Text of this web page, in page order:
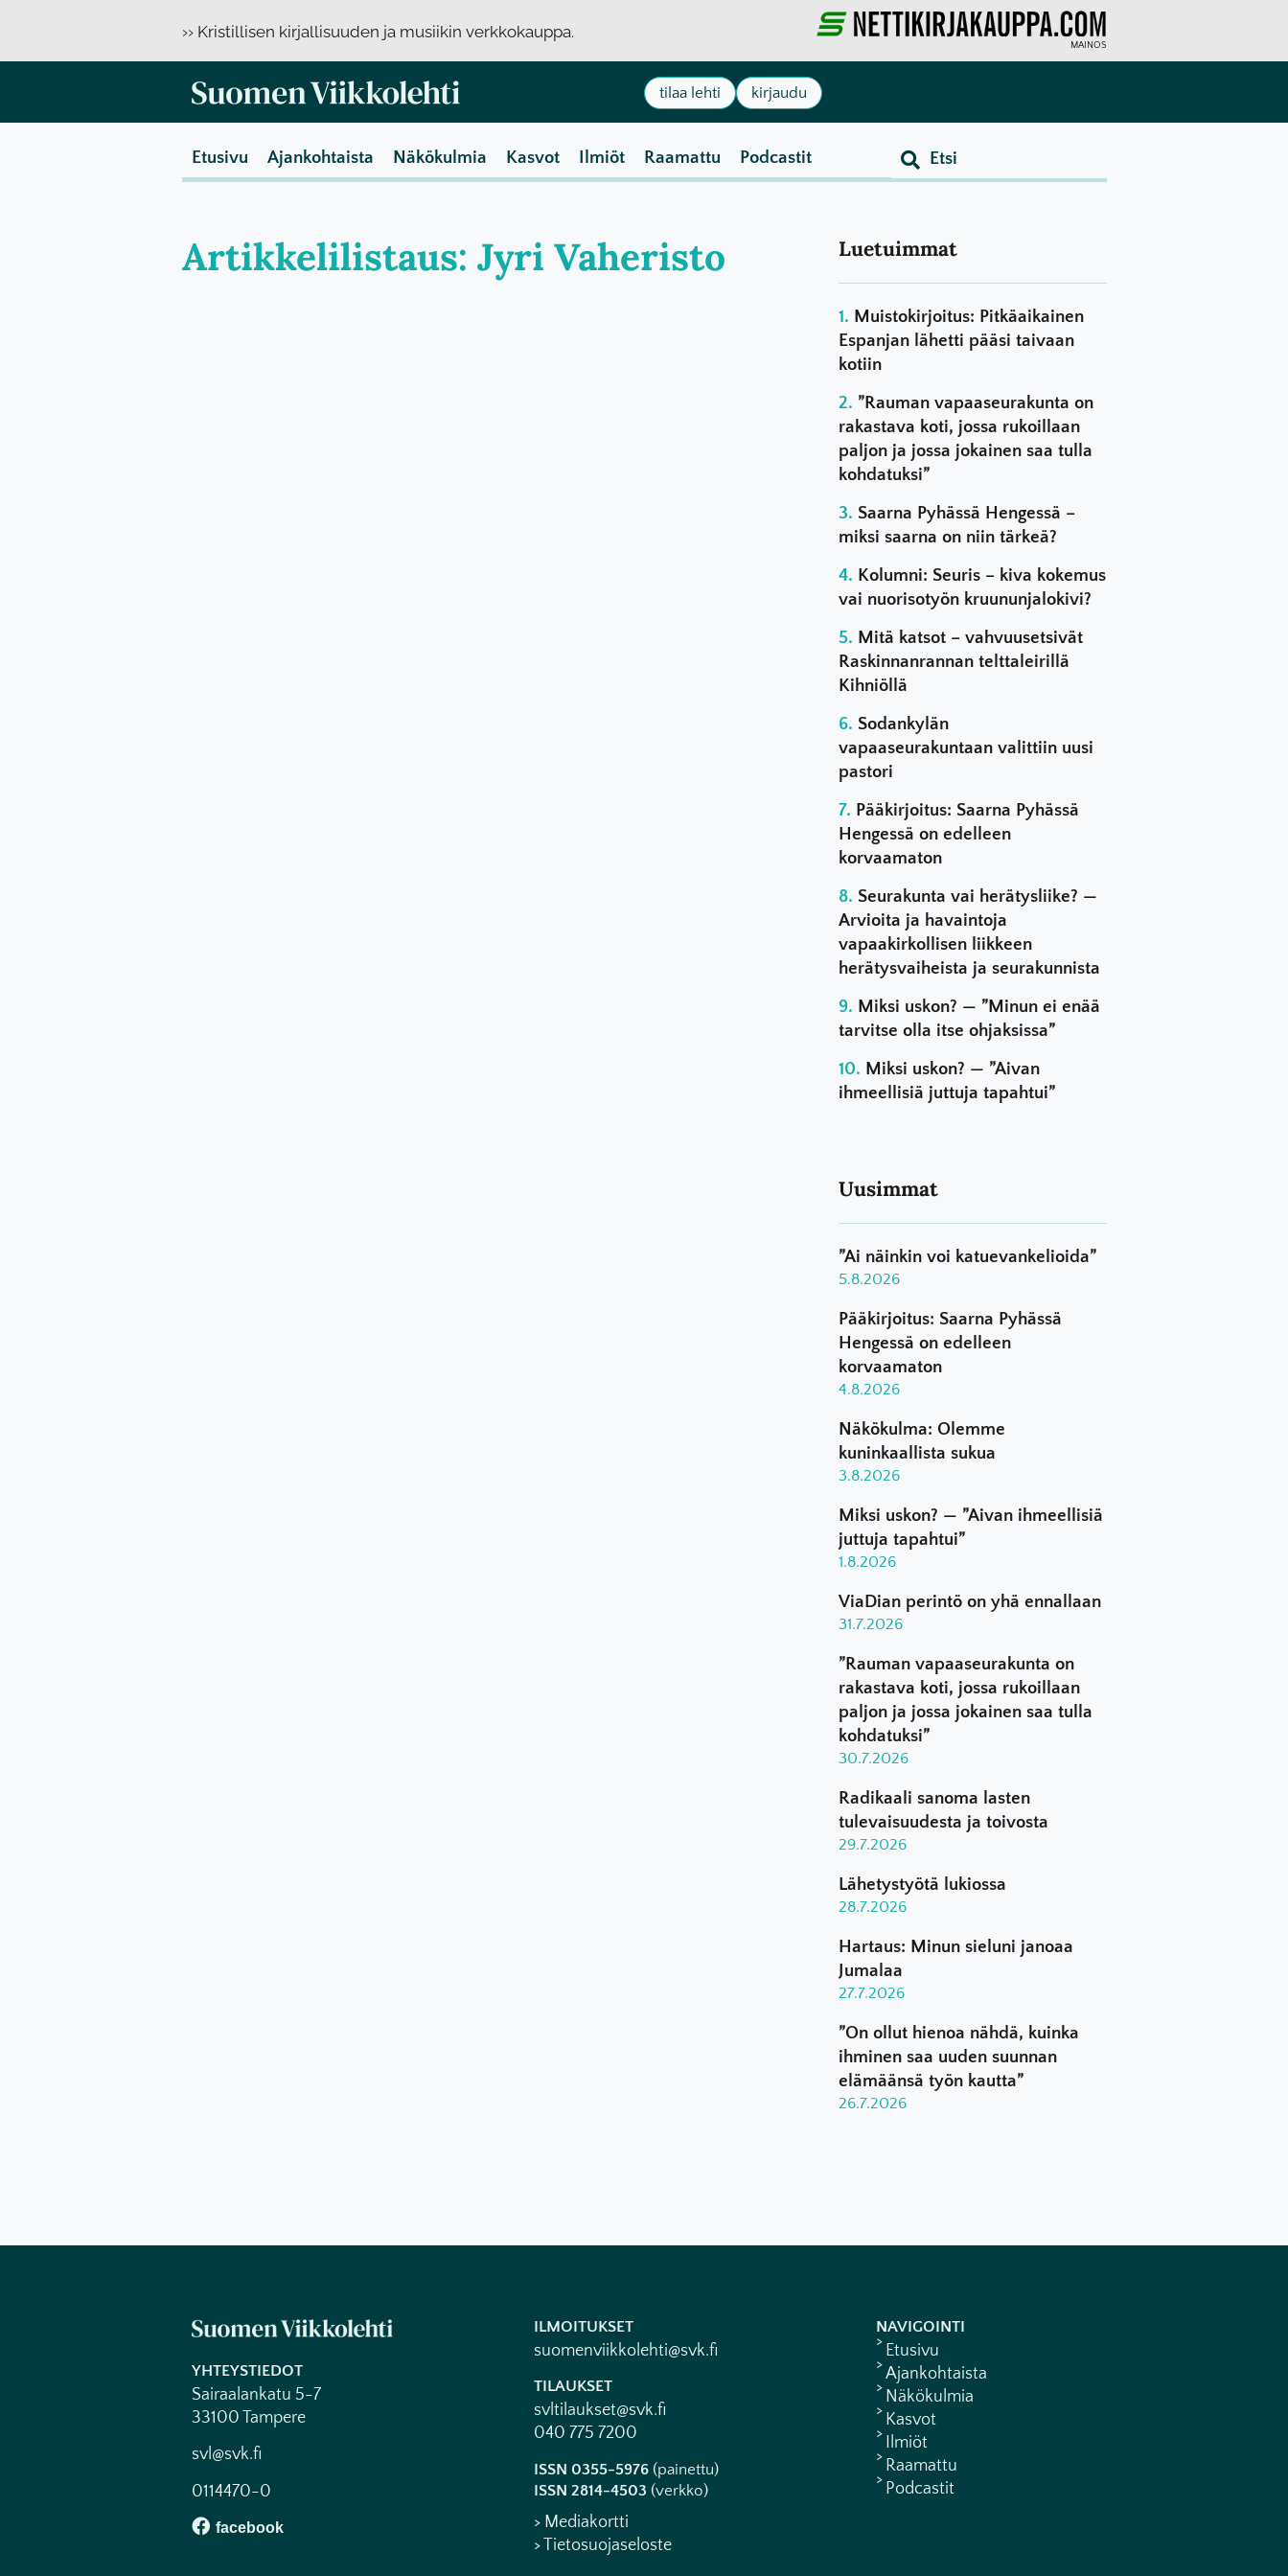
›› Kristillisen kirjallisuuden ja musiikin verkkokauppa.
MAINOS
tilaa lehti kirjaudu
Etusivu Ajankohtaista Näkökulmia Kasvot Ilmiöt Raamattu Podcastit
Artikkelilistaus: Jyri Vaheristo Luetuimmat
Muistokirjoitus: Pitkäaikainen
Espanjan lähetti pääsi taivaan
kotiin
”Rauman vapaaseurakunta on
rakastava koti, jossa rukoillaan
paljon ja jossa jokainen saa tulla
kohdatuksi”
Saarna Pyhässä Hengessä –
miksi saarna on niin tärkeä?
Kolumni: Seuris – kiva kokemus
vai nuorisotyön kruununjalokivi?
Mitä katsot – vahvuusetsivät
Raskinnanrannan telttaleirillä
Kihniöllä
Sodankylän
vapaaseurakuntaan valittiin uusi
pastori
Pääkirjoitus: Saarna Pyhässä
Hengessä on edelleen
korvaamaton
Seurakunta vai herätysliike? —
Arvioita ja havaintoja
vapaakirkollisen liikkeen
herätysvaiheista ja seurakunnista
Miksi uskon? — ”Minun ei enää
tarvitse olla itse ohjaksissa”
Miksi uskon? — ”Aivan
ihmeellisiä juttuja tapahtui”
Uusimmat
”Ai näinkin voi katuevankelioida”
5.8.2026
Pääkirjoitus: Saarna Pyhässä
Hengessä on edelleen
korvaamaton
4.8.2026
Näkökulma: Olemme
kuninkaallista sukua
3.8.2026
Miksi uskon? — ”Aivan ihmeellisiä
juttuja tapahtui”
1.8.2026
ViaDian perintö on yhä ennallaan
31.7.2026
”Rauman vapaaseurakunta on
rakastava koti, jossa rukoillaan
paljon ja jossa jokainen saa tulla
kohdatuksi”
30.7.2026
Radikaali sanoma lasten
tulevaisuudesta ja toivosta
29.7.2026
Lähetystyötä lukiossa
28.7.2026
Hartaus: Minun sieluni janoaa
Jumalaa
27.7.2026
”On ollut hienoa nähdä, kuinka
ihminen saa uuden suunnan
elämäänsä työn kautta”
26.7.2026
YHTEYSTIEDOT
Sairaalankatu 5-7
33100 Tampere
svl@svk.fi
0114470-0
ILMOITUKSET
suomenviikkolehti@svk.fi
TILAUKSET
svltilaukset@svk.fi
040 775 7200
ISSN 0355-5976(painettu)
ISSN 2814-4503 (verkko)
> Mediakortti
> Tietosuojaseloste
NAVIGOINTI
Etusivu
Ajankohtaista
Näkökulmia
Kasvot
Ilmiöt
Raamattu
Podcastit